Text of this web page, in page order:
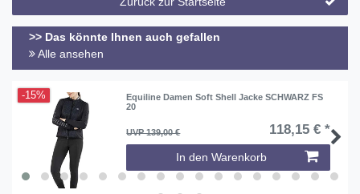
>> Das könnte Ihnen auch gefallen
Alle ansehen
-15%
Equiline Damen Soft Shell Jacke SCHWARZ FS
20
UVP 139,00 € 118,15 € *
In den Warenkorb